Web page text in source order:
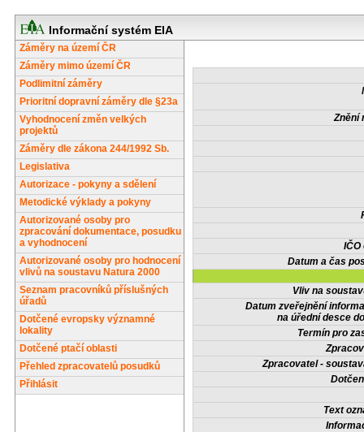
Informační systém EIA
Záměry na území ČR
Záměry mimo území ČR
Podlimitní záměry
Prioritní dopravní záměry dle §23a
Vyhodnocení změn velkých
projektů
Záměry dle zákona 244/1992 Sb.
Legislativa
Autorizace - pokyny a sdělení
Metodické výklady a pokyny
Autorizované osoby pro
zpracování dokumentace, posudku
a vyhodnocení
Autorizované osoby pro hodnocení
vlivů na soustavu Natura 2000
Seznam pracovníků příslušných
úřadů
Dotčené evropsky významné
lokality
Dotčené ptačí oblasti
Přehled zpracovatelů posudků
Přihlásit
Znění
IČO
Datum a čas
Vliv na
Datum zveřejnění
na úřední desce
Termín pro
Zpracovatel -
Text